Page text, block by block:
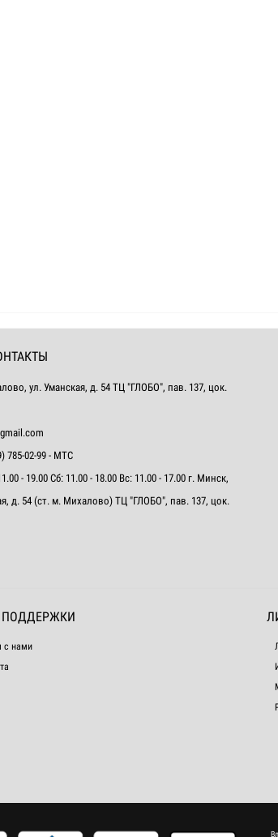
ул. Уманская, д. 54 ТЦ "ГЛОБО", пав. 137, цок.
785-02-99 - МТС
- 19.00 Сб: 11.00 - 18.00 Вс: 11.00 - 17.00 г. Минск,
д. 54 (ст. м. Михалово) ТЦ "ГЛОБО", пав. 137, цок.
с нами